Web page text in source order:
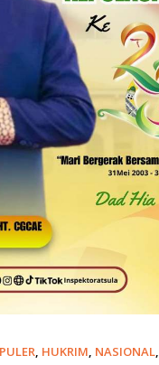
, HUKRIM, NASIONAL,